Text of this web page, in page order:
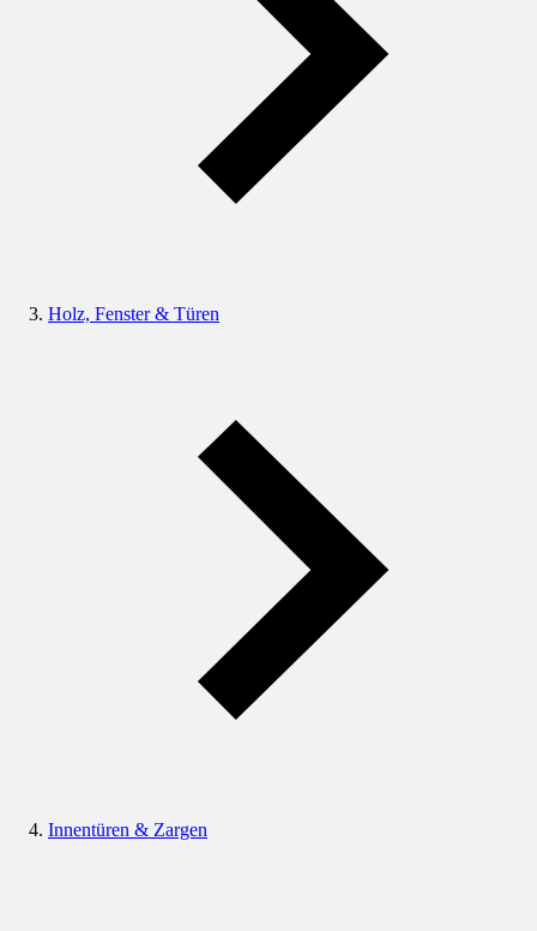
Holz, Fenster & Türen
Innentüren & Zargen